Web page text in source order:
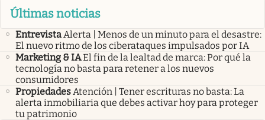
Últimas noticias
Entrevista Alerta | Menos de un minuto para el desastre:
El nuevo ritmo de los ciberataques impulsados por IA
Marketing & IAEl fin de la lealtad de marca: Por qué la
tecnología no basta para retener a los nuevos
consumidores
Propiedades Atención | Tener escrituras no basta: La
alerta inmobiliaria que debes activar hoy para proteger
tu patrimonio